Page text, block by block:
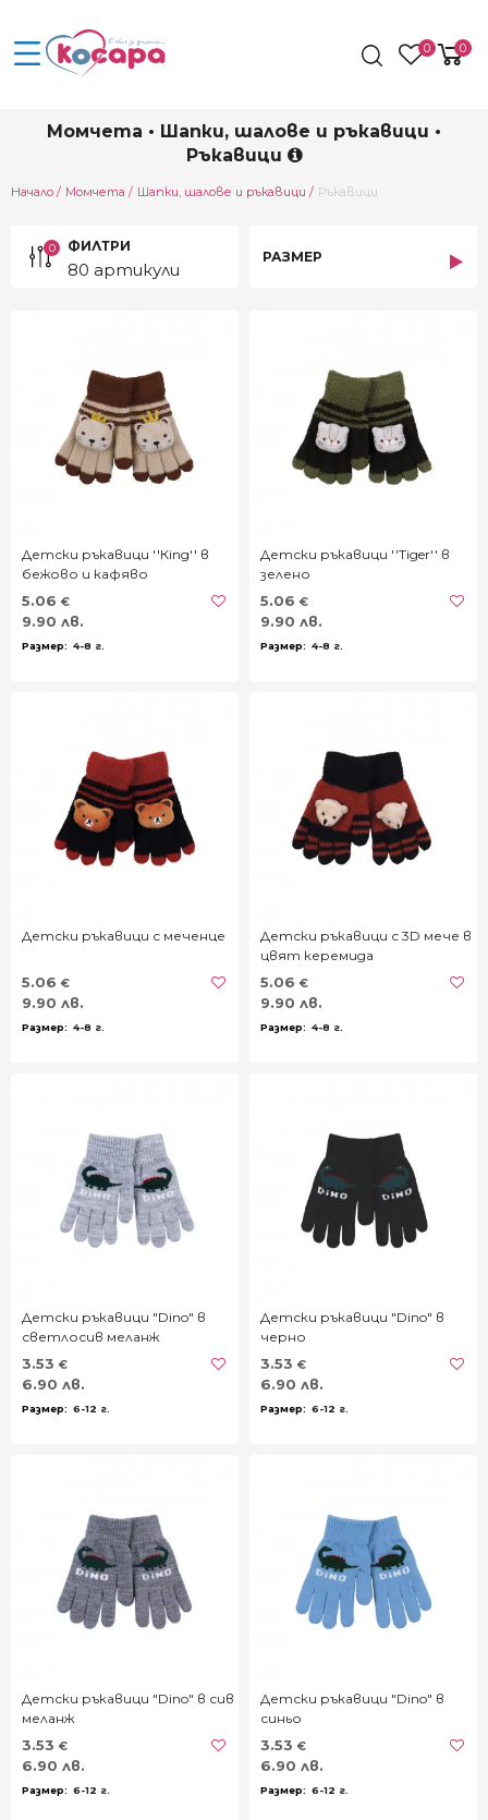
0 0
Момчета • Шапки, шалове и ръкавици •
Ръкавици
Начало Момчета Шапки, шалове и ръкавици Current:
Ръкавици
0 ФИЛТРИ
80 артикули
РАЗМЕР
Детски ръкавици ''Кing'' в
бежово и кафяво
5.06 €
9.90 лв.
4-8 г.
Детски ръкавици ''Tiger'' в
зелено
5.06 €
9.90 лв.
4-8 г.
Детски ръкавици с меченце
5.06 €
9.90 лв.
4-8 г.
Детски ръкавици с 3D мече в
цвят керемида
5.06 €
9.90 лв.
4-8 г.
Детски ръкавици "Dino" в
светлосив меланж
3.53 €
6.90 лв.
6-12 г.
Детски ръкавици "Dino" в
черно
3.53 €
6.90 лв.
6-12 г.
Детски ръкавици "Dino" в сив
меланж
3.53 €
6.90 лв.
6-12 г.
Детски ръкавици "Dino" в
синьо
3.53 €
6.90 лв.
6-12 г.